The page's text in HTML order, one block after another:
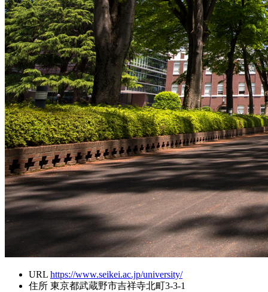
URL https://www.seikei.ac.jp/university/
住所 東京都武蔵野市吉祥寺北町3-3-1